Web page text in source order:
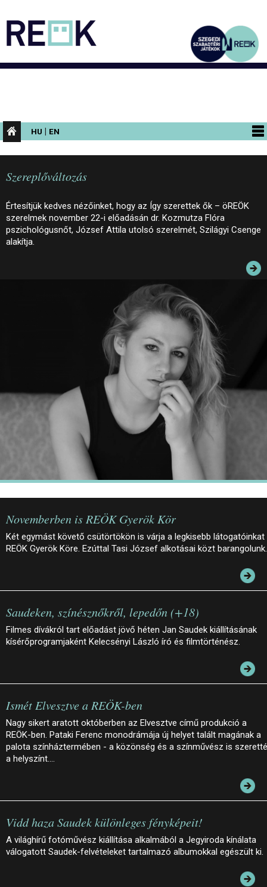
HU | EN
PROGRAMOK
AZ ÉPÜLET
INFORMÁCIÓK
ELÉRHETŐSÉG
PALOTASÉTÁK ÉS VEZETÉSEK
KÖZÉRDEKŰ ADATOK
Szereplőváltozás
Értesítjük kedves nézőinket, hogy az Így szerettek ők – öREÖK
szerelmek november 22-i előadásán dr. Kozmutza Flóra
pszichológusnőt, József Attila utolsó szerelmét, Szilágyi Csenge
alakítja.
Novemberben is REÖK Gyerök Kör
Két egymást követő csütörtökön is várja a legkisebb látogatóinkat
REÖK Gyerök Köre. Ezúttal Tasi József alkotásai közt barangolunk.
Saudeken, színésznőkről, lepedőn (+18)
Filmes dívákról tart előadást jövő héten Jan Saudek kiállításának
kísérőprogramjaként Kelecsényi László író és filmtörténész.
Ismét Elvesztve a REÖK-ben
Nagy sikert aratott októberben az Elvesztve című produkció a
REÖK-ben. Pataki Ferenc monodrámája új helyet talált magának a
palota színháztermében - a közönség és a színművész is
a helyszínt.…
Vidd haza Saudek különleges fényképeit!
A világhírű fotóművész kiállítása alkalmából a Jegyiroda kínálata
válogatott Saudek-felvételeket tartalmazó albumokkal egészült ki.